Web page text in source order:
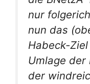
nur
nun das
Habeck-
Umlage der
der